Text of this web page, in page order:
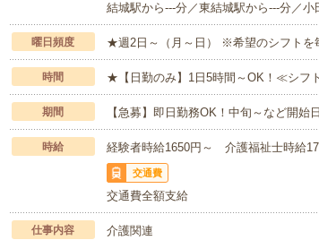
結城駅から---分／東結城駅から---分／小
曜日頻度 ★週2日～（月～日） ※希望のシフトを
時間 ★【日勤のみ】1日5時間～OK！≪シフ
期間 【急募】即日勤務OK！中旬～など開
時給 経験者時給1650円～ 介護福祉士時給
交通費
交通費全額支給
仕事内容
介護関連